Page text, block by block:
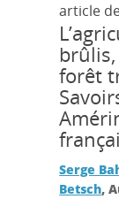
article
forêt
Serge
Betsch,